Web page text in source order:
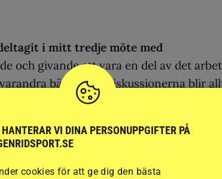
i mitt tredje möte med
och givande att vara en del av det
bättre och diskussionerna blir
med frågor kring TR, tävlingsplanering
olika tourer/cuper med mera. Det är
och det känns både roligt och
VI DINA PERSONUPPGIFTER PÅ
cookies för att ge dig den bästa